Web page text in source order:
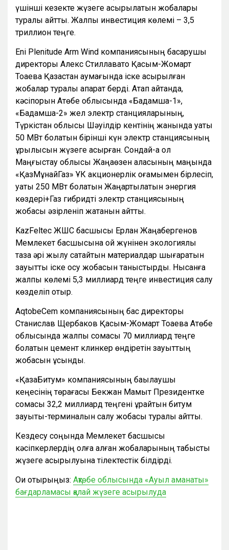
үшінші кезекте жүзеге асырылатын жобалары
туралы айтты. Жалпы инвестиция көлемі – 3,5
триллион теңге.
Eni Plenitude Arm Wind компаниясының басқарушы
директоры Алекс Стиллавато Қасым-Жомарт
Тоқаевқа Қазақстан аумағында іске асырылған
жобалар туралы ақпарат берді. Атап айтқанда,
кәсіпорын Ақтөбе облысында «Бадамша-1»,
«Бадамша-2» жел электр станцияларының,
Түркістан облысы Шәуілдір кентінің жанында қуаты
50 МВт болатын бірінші күн электр станциясының
құрылысын жүзеге асырған. Сондай-ақ ол
Маңғыстау облысы Жаңаөзен қаласының маңында
«ҚазМұнайГаз» ҰК акционерлік қоғамымен бірлесіп,
қуаты 250 МВт болатын Жаңартылатын энергия
көздері+Газ гибридті электр станциясының
жобасы әзірленіп жатқанын айтты.
KazFeltec ЖШС басшысы Ерлан Жаңабергенов
Мемлекет басшысына қой жүнінен экологиялық
таза әрі жылу сақтайтын материалдар шығаратын
зауытты іске қосу жобасын таныстырды. Нысанға
жалпы көлемі 5,3 миллиард теңге инвестиция салу
көзделіп отыр.
AqtobeCem компаниясының бас директоры
Станислав Щербаков Қасым-Жомарт Тоқаевқа Ақтөбе
облысында жалпы сомасы 70 миллиард теңге
болатын цемент клинкер өндіретін зауыттың
жобасын ұсынды.
«ҚазақБитум» компаниясының бақылаушы
кеңесінің төрағасы Бекжан Мамыт Президентке
сомасы 32,2 миллиард теңгені құрайтын битум
зауыты-терминалын салу жобасы туралы айтты.
Кездесу соңында Мемлекет басшысы
кәсіпкерлердің қолға алған жобаларының табысты
жүзеге асырылуына тілектестік білдірді.
Оқи отырыңыз: Ақтөбе облысында «Ауыл аманаты»
бағдарламасы қалай жүзеге асырылуда